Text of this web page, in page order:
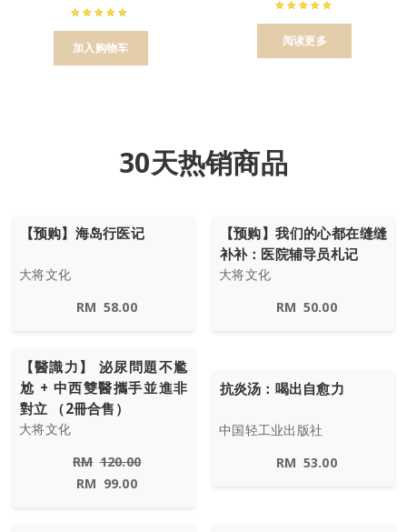
加入购物车 阅读更多
30天热销商品
【预购】海岛行医记
大将文化
RM 58.00
【预购】我们的心都在缝缝
补补：医院辅导员札记
大将文化
RM 50.00
【醫識力】 泌尿問題不尷
尬 + 中西雙醫攜手並進非
對立 （2冊合售）
大将文化
RM 120.00
RM 99.00
抗炎汤：喝出自愈力
中国轻工业出版社
RM 53.00